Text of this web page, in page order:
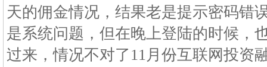
天的佣金情况，结果老是提示密码错
是系统问题，但在晚上登陆的时候，
过来，情况不对了11月份互联网投资